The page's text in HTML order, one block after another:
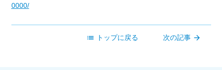
0000/
list トップに戻る 次の記事 arrow_forward